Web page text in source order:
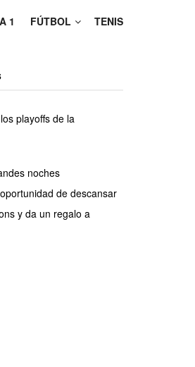
1 FÚTBOL TENIS
playoffs de la
noches
de descansar
y da un regalo a